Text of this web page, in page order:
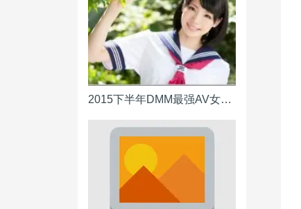
2015下半年DMM最强AV女优排名出炉波多野结衣排名仅第三